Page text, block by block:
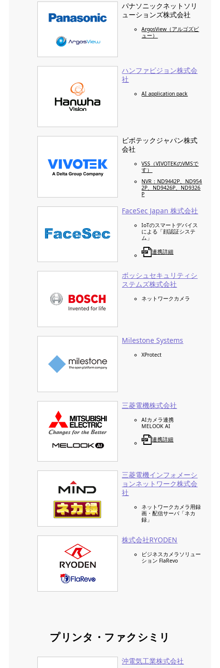
パナソニックネットソリ
ューションズ株式会社
ArgosView（アルゴズビ
ュー）
ハンファビジョン株式会
社
AI application pack
ビボテックジャパン株式
会社
VSS（VIVOTEKのVMSで
す）
NVR：ND9442P、ND954
2P、ND9426P、ND9326
P
FaceSec Japan 株式会社
IoTのスマートデバイス
による「顔認証システ
ム」
連携詳細
ボッシュセキュリティシ
ステムズ株式会社
ネットワークカメラ
Milestone Systems
XProtect
三菱電機株式会社
AIカメラ連携
MELOOK AI
連携詳細
三菱電機インフォメーシ
ョンネットワーク株式会
社
ネットワークカメラ用録
画・配信サーバ「ネカ
録」
株式会社RYODEN
ビジネスカメラソリュー
ション FlaRevo
プリンタ・ファクシミリ
沖電気工業株式会社